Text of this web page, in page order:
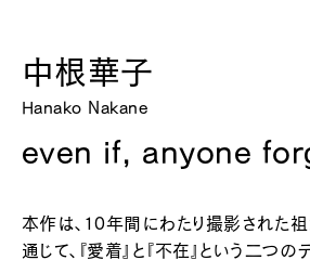
中根華子
Hanako Nakane
even if, anyone
本作は、10年間にわたり撮影された
通じて、『愛着』と『不在』という二つ